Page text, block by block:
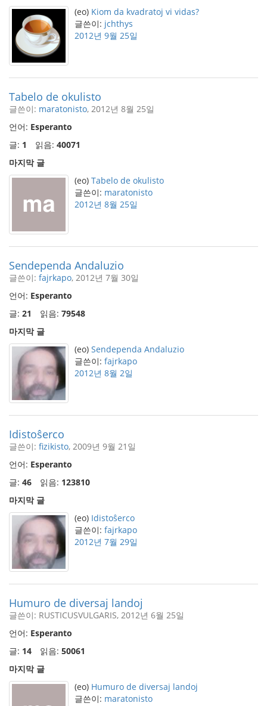
(eo) Kiom da kvadratoj vi vidas?
글쓴이: jchthys
2012년 9월 25일
Tabelo de okulisto
글쓴이: maratonisto, 2012년 8월 25일
언어: Esperanto
글: 1 읽음: 40071
마지막 글
(eo) Tabelo de okulisto
글쓴이: maratonisto
2012년 8월 25일
Sendependa Andaluzio
글쓴이: fajrkapo, 2012년 7월 30일
언어: Esperanto
글: 21 읽음: 79548
마지막 글
(eo) Sendependa Andaluzio
글쓴이: fajrkapo
2012년 8월 2일
Idistoŝerco
글쓴이: fizikisto, 2009년 9월 21일
언어: Esperanto
글: 46 읽음: 123810
마지막 글
(eo) Idistoŝerco
글쓴이: fajrkapo
2012년 7월 29일
Humuro de diversaj landoj
글쓴이: RUSTICUSVULGARIS, 2012년 6월 25일
언어: Esperanto
글: 14 읽음: 50061
마지막 글
(eo) Humuro de diversaj landoj
글쓴이: maratonisto